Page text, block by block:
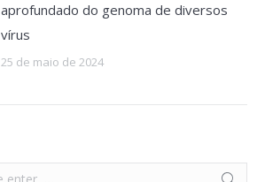
aprofundado do genoma de diversos
vírus
25 de maio de 2024